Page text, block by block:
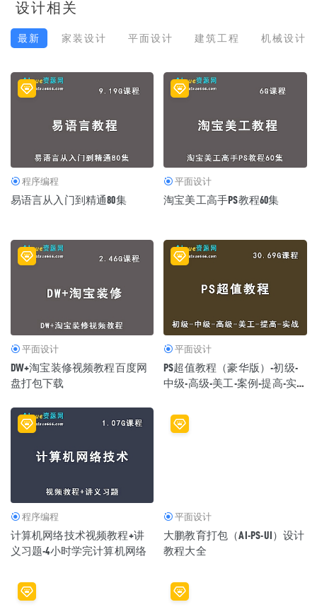
设计相关
最新 家装设计 平面设计 建筑工程 机械设计
程序编程
易语言从入门到精通80集
平面设计
淘宝美工高手PS教程60集
平面设计
DW+淘宝装修视频教程百度网
盘打包下载
平面设计
PS超值教程（豪华版）-初级-
中级-高级-美工-案例-提高-实
程序编程
计算机网络技术视频教程+讲
义习题-4小时学完计算机网络
平面设计
大鹏教育打包（AI-PS-UI）设计
教程大全